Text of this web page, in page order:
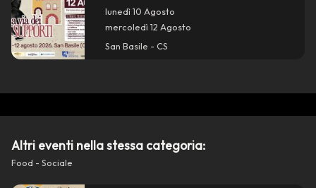
Azioni close
Condividi su Facebook
lunedì 10 Agosto
mercoledì 12 Agosto
San Basile - CS
Altri eventi nella stessa categoria:
Food - Sociale